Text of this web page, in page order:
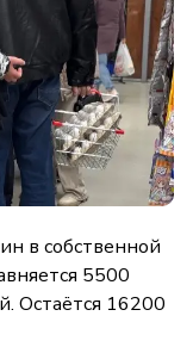
в собственной
5500
Остаётся 16200